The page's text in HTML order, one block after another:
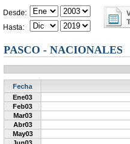
Desde:
Hasta:
PASCO - NACIONALES
Fecha
Ene03
Feb03
Mar03
Abr03
May03